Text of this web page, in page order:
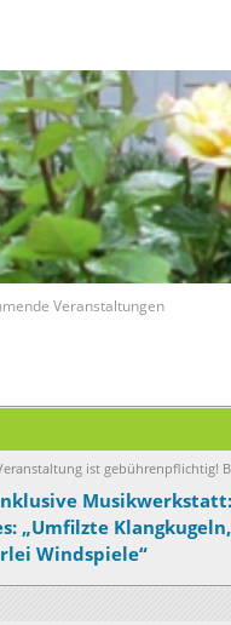
Veranstaltungen
ist gebührenpflichtig!
„Umfilzte
Windspiele“